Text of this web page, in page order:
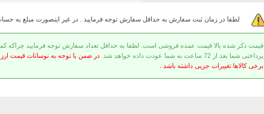
لطفا در زمان ثبت سفارش به حداقل سفارش توجه فرمایید . در غیر اینصورت مبلغ به
قیمت ذکر شده بالا قیمت عمده فروشی است. لطفا به حداقل تعداد سفارش توجه فرمایید چراکه
پرداختی شما بعد از 72 ساعت به شما عودت داده خواهد شد.
در ضمن با توجه به نوسانات قیمت
برخی کالاها تغییرات جزیی داشته باشد .